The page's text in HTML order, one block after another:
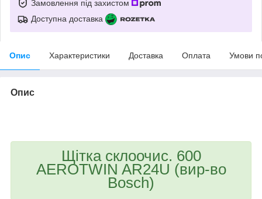
Замовлення під захистом
Доступна доставка
Опис Характеристики Доставка Оплата Умови
Опис
Щітка склоочис. 600
AEROTWIN AR24U (вир-во
Bosch)